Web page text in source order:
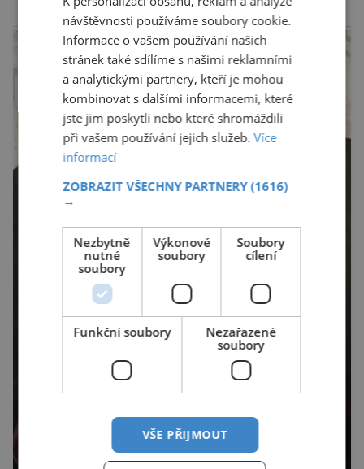
dá se s ní bojovat? […]
reklama
návštěvnosti používáme soubory cookie.
Informace o vašem používání našich
stránek také sdílíme s našimi reklamními
a analytickými partnery, kteří je mohou
kombinovat s dalšími informacemi, které
jste jim poskytli nebo které shromáždili
při vašem používání jejich služeb.Více
informací
ZOBRAZIT VŠECHNY PARTNERY(1616)
→
Nezbytně
nutné
soubory
Výkonové
soubory
Soubory
cílení
Funkční soubory
Nezařazené
soubory
VŠE PŘIJMOUT